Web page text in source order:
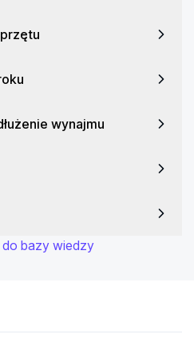
wynajmu
do bazy wiedzy